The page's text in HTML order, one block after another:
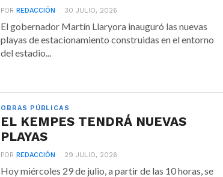
PORREDACCIÓN 30 JULIO, 2026
El gobernador Martín Llaryora inauguró las nuevas
playas de estacionamiento construidas en el entorno
del estadio...
OBRAS PÚBLICAS
EL KEMPES TENDRÁ NUEVAS
PLAYAS
PORREDACCIÓN 29 JULIO, 2026
Hoy miércoles 29 de julio, a partir de las 10 horas, se